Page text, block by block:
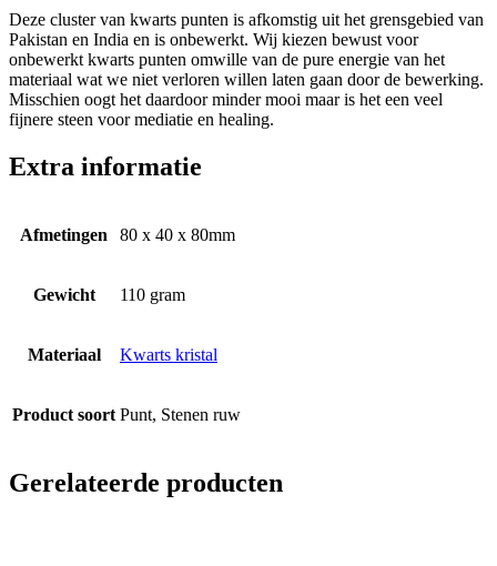
Deze cluster van kwarts punten is afkomstig uit het grensgebied van
Pakistan en India en is onbewerkt. Wij kiezen bewust voor
onbewerkt kwarts punten omwille van de pure energie van het
materiaal wat we niet verloren willen laten gaan door de bewerking.
Misschien oogt het daardoor minder mooi maar is het een veel
fijnere steen voor mediatie en healing.
Extra informatie
Afmetingen 80 x 40 x 80mm
Gewicht 110 gram
Materiaal Kwarts kristal
Product soort Punt, Stenen ruw
Gerelateerde producten